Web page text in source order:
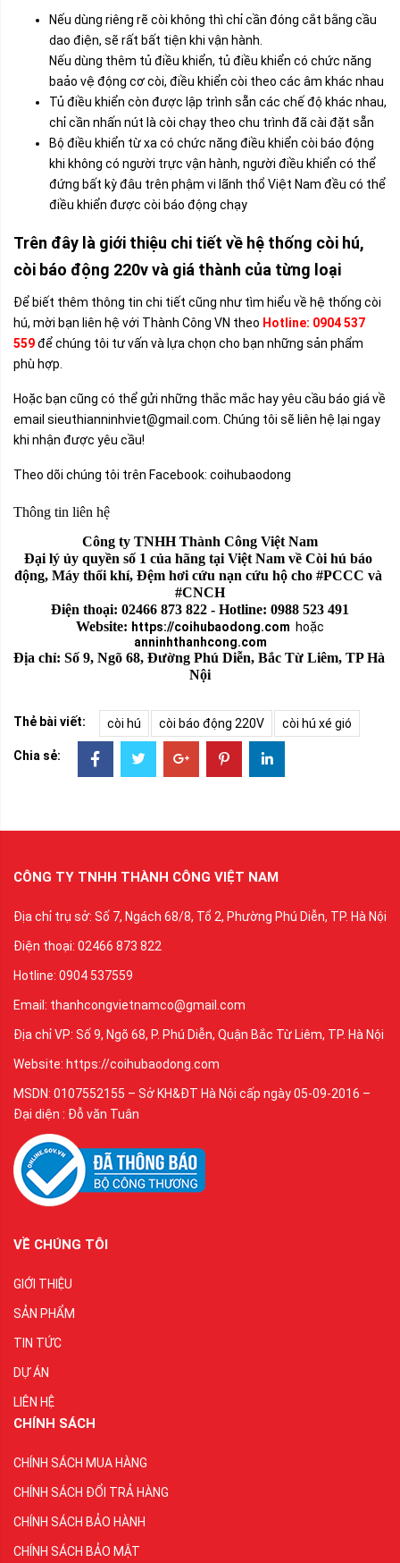
Nếu dùng riêng rẽ còi không thì chỉ cần đóng cắt bằng cầu
dao điện, sẽ rất bất tiện khi vận hành.
Nếu dùng thêm tủ điều khiển, tủ điều khiển có chức năng
baảo vệ động cơ còi, điều khiển còi theo các âm khác nhau
Tủ điều khiển còn được lập trình sẵn các chế độ khác nhau,
chỉ cần nhấn nút là còi chạy theo chu trình đã cài đặt sẵn
Bộ điều khiển từ xa có chức năng điều khiển còi báo động
khi không có người trực vận hành, người điều khiển có thể
đứng bất kỳ đâu trên phậm vi lãnh thổ Việt Nam đều có thể
điều khiển được còi báo động chạy
Trên đây là giới thiệu chi tiết về hệ thống còi hú,
còi báo động 220v và giá thành của từng loại
Để biết thêm thông tin chi tiết cũng như tìm hiểu về hệ thống còi
hú, mời bạn liên hệ với Thành Công VN theo Hotline: 0904 537
559để chúng tôi tư vấn và lựa chọn cho bạn những sản phẩm
phù hợp.
Hoặc bạn cũng có thể gửi những thắc mắc hay yêu cầu báo giá về
email sieuthianninhviet@gmail.com. Chúng tôi sẽ liên hệ lại ngay
khi nhận được yêu cầu!
Theo dõi chúng tôi trên Facebook: coihubaodong
Thông tin liên hệ
Công ty TNHH Thành Công Việt Nam
Đại lý ủy quyền số 1 của hãng tại Việt Nam về Còi hú báo
động, Máy thổi khí, Đệm hơi cứu nạn cứu hộ cho #PCCC và
#CNCH
Điện thoại: 02466 873 822 - Hotline: 0988 523 491
Website: https://coihubaodong.com hoặc
anninhthanhcong.com
Địa chỉ: Số 9, Ngõ 68, Đường Phú Diễn, Bắc Từ Liêm, TP Hà
Nội
Thẻ bài viết: còi hú còi báo động 220V còi hú xé gió
Chia sẻ:
CÔNG TY TNHH THÀNH CÔNG VIỆT NAM
Địa chỉ trụ sở: Số 7, Ngách 68/8, Tổ 2, Phường Phú Diễn, TP. Hà Nội
Điện thoại: 02466 873 822
Hotline: 0904 537559
Email: thanhcongvietnamco@gmail.com
Địa chỉ VP: Số 9, Ngõ 68, P. Phú Diễn, Quận Bắc Từ Liêm, TP. Hà Nội
Website: https://coihubaodong.com
MSDN: 0107552155 – Sở KH&ĐT Hà Nội cấp ngày 05-09-2016 –
Đại diện : Đỗ văn Tuân
VỀ CHÚNG TÔI
GIỚI THIỆU
SẢN PHẨM
TIN TỨC
DỰ ÁN
LIÊN HỆ
CHÍNH SÁCH
CHÍNH SÁCH MUA HÀNG
CHÍNH SÁCH ĐỔI TRẢ HÀNG
CHÍNH SÁCH BẢO HÀNH
CHÍNH SÁCH BẢO MẬT